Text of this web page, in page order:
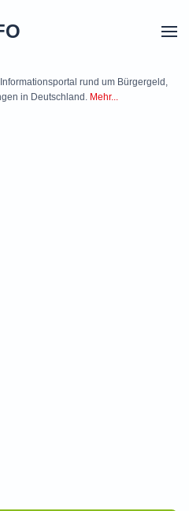
rund um Bürgergeld,
in Deutschland. Mehr...